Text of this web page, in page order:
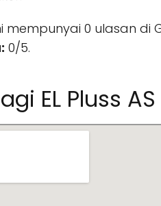
mempunyai 0 ulasan di
0/5.
EL Pluss AS